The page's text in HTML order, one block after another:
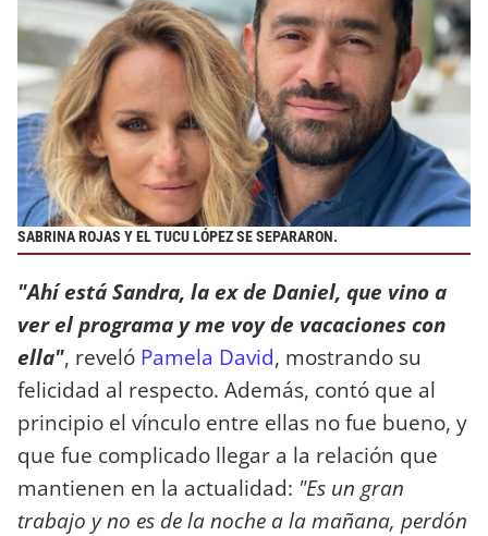
SABRINA ROJAS Y EL TUCU LÓPEZ SE SEPARARON.
"Ahí está Sandra, la ex de Daniel, que vino a
ver el programa y me voy de vacaciones con
ella", reveló Pamela David, mostrando su
felicidad al respecto. Además, contó que al
principio el vínculo entre ellas no fue bueno, y
que fue complicado llegar a la relación que
mantienen en la actualidad: "Es un gran
trabajo y no es de la noche a la mañana, perdón